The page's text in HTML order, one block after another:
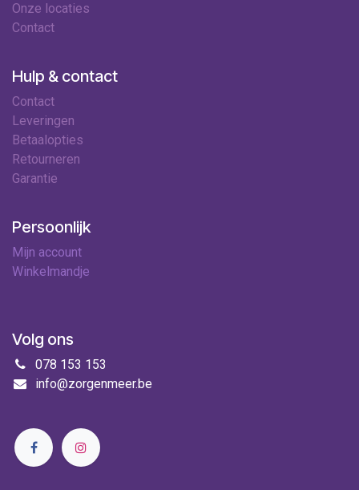
Onze locaties
Contact
Hulp & contact
Contact
Leveringen
Betaalopties
Retourneren
Garantie
Persoonlijk
Mijn account
Winkelmandje
Volg ons
078 153 153
info@zorgenmeer.be